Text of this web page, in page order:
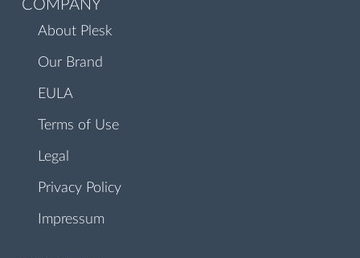
COMPANY
About Plesk
Our Brand
EULA
Terms of Use
Legal
Privacy Policy
Impressum